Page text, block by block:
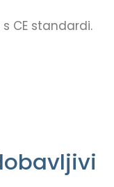
CE standardi.